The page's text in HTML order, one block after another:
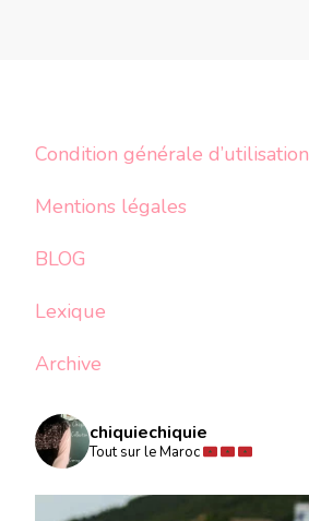
Condition générale d’utilisation
Mentions légales
BLOG
Lexique
Archive
chiquiechiquie
Tout sur le Maroc